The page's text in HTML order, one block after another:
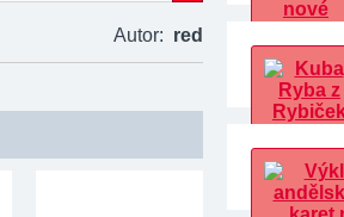
Autor: red